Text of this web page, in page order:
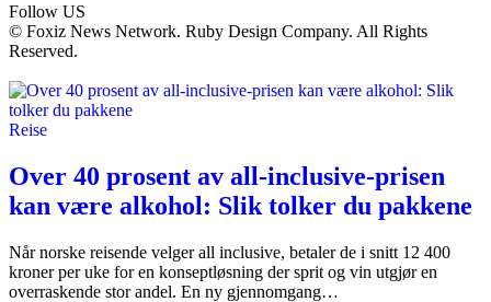
Follow US
© Foxiz News Network. Ruby Design Company. All Rights
Reserved.
Reise
Over 40 prosent av all-inclusive-prisen
kan være alkohol: Slik tolker du pakkene
Når norske reisende velger all inclusive, betaler de i snitt 12 400
kroner per uke for en konseptløsning der sprit og vin utgjør en
overraskende stor andel. En ny gjennomgang…